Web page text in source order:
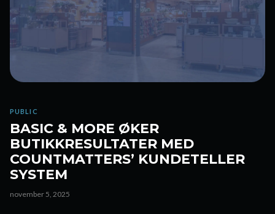
PUBLIC
BASIC & MORE ØKER
BUTIKKRESULTATER MED
COUNTMATTERS’ KUNDETELLER
SYSTEM
november 5, 2025